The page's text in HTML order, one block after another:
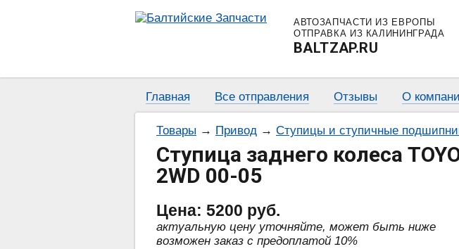
АВТОЗАПЧАСТИ ИЗ ЕВРОПЫ
ОТПРАВКА ИЗ КАЛИНИНГРАДА
BALTZAP.RU
Главная Все отправления Отзывы О
Товары → Привод → Ступицы и ступичные
Ступица заднего колеса
2WD 00-05
Цена: 5200 руб.
актуальную цену уточняйте, может быть ниже
возможен заказ с предоплатой 10%